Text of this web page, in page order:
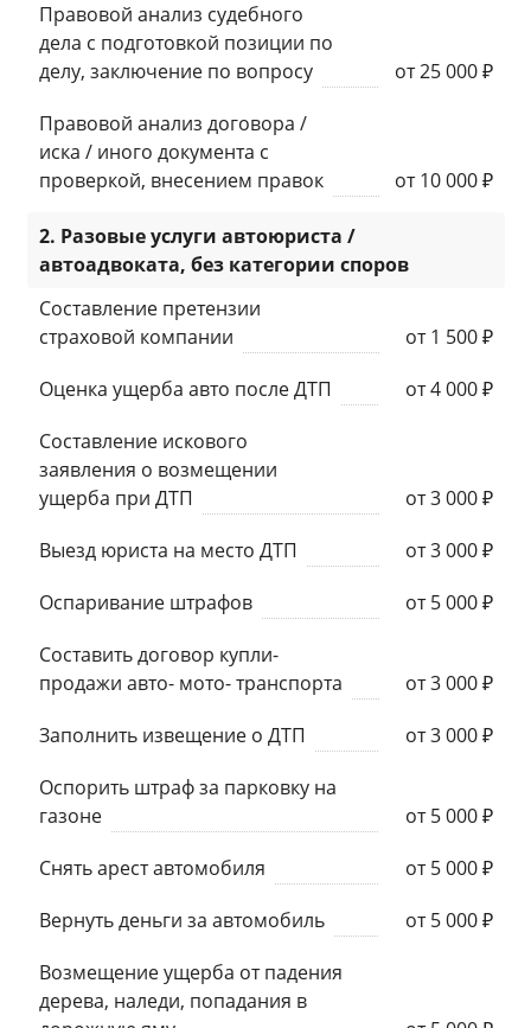
Правовой анализ судебного
дела с подготовкой позиции по
делу, заключение по вопросу
от 25 000 ₽
Правовой анализ договора /
иска / иного документа с
проверкой, внесением правок
от 10 000 ₽
2. Разовые услуги автоюриста /
автоадвоката, без категории споров
Составление претензии
страховой компании
от 1 500 ₽
Оценка ущерба авто после ДТП
от 4 000 ₽
Составление искового
заявления о возмещении
ущерба при ДТП
от 3 000 ₽
Выезд юриста на место ДТП
от 3 000 ₽
Оспаривание штрафов
от 5 000 ₽
Составить договор купли-
продажи авто- мото- транспорта
от 3 000 ₽
Заполнить извещение о ДТП
от 3 000 ₽
Оспорить штраф за парковку на
газоне
от 5 000 ₽
Снять арест автомобиля
от 5 000 ₽
Вернуть деньги за автомобиль
от 5 000 ₽
Возмещение ущерба от падения
дерева, наледи, попадания в